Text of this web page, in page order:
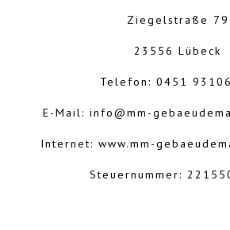
Ziegelstraße 79
23556 Lübeck
Telefon: 0451
E-Mail: info@mm-
Internet: www.mm-
Steuernummer: